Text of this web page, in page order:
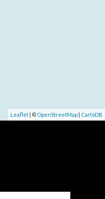
Leaflet | © OpenStreetMap | CartoDB